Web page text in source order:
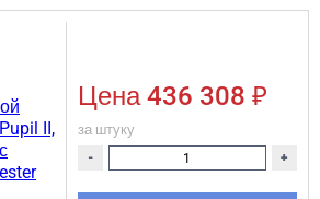
Цена436 308 ₽
за штуку
- +